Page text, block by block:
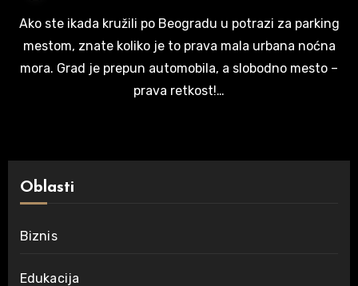
Ako ste ikada kružili po Beogradu u potrazi za parking
mestom, znate koliko je to prava mala urbana noćna
mora. Grad je prepun automobila, a slobodno mesto –
prava retkost!…
Oblasti
Biznis
Edukacija